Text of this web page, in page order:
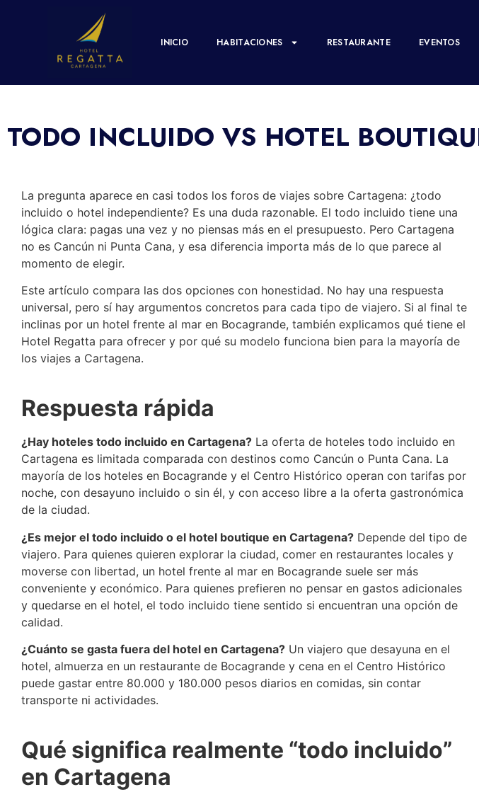
INICIO HABITACIONES RESTAURANTE EVENTOS
TODO INCLUIDO
TODO INCLUIDO VS HOTEL
La pregunta aparece en casi todos los foros de viajes sobre Cartagena: ¿todo
incluido o hotel independiente? Es una duda razonable. El todo incluido tiene una
lógica clara: pagas una vez y no piensas más en el presupuesto. Pero Cartagena
no es Cancún ni Punta Cana, y esa diferencia importa más de lo que parece al
momento de elegir.
Este artículo compara las dos opciones con honestidad. No hay una respuesta
universal, pero sí hay argumentos concretos para cada tipo de viajero. Si al final te
inclinas por un hotel frente al mar en Bocagrande, también explicamos qué tiene el
Hotel Regatta para ofrecer y por qué su modelo funciona bien para la mayoría de
los viajes a Cartagena.
Respuesta rápida
¿Hay hoteles todo incluido en Cartagena? La oferta de hoteles todo incluido en
Cartagena es limitada comparada con destinos como Cancún o Punta Cana. La
mayoría de los hoteles en Bocagrande y el Centro Histórico operan con tarifas por
noche, con desayuno incluido o sin él, y con acceso libre a la oferta gastronómica
de la ciudad.
¿Es mejor el todo incluido o el hotel boutique en Cartagena? Depende del tipo de
viajero. Para quienes quieren explorar la ciudad, comer en restaurantes locales y
moverse con libertad, un hotel frente al mar en Bocagrande suele ser más
conveniente y económico. Para quienes prefieren no pensar en gastos adicionales
y quedarse en el hotel, el todo incluido tiene sentido si encuentran una opción de
calidad.
¿Cuánto se gasta fuera del hotel en Cartagena? Un viajero que desayuna en el
hotel, almuerza en un restaurante de Bocagrande y cena en el Centro Histórico
puede gastar entre 80.000 y 180.000 pesos diarios en comidas, sin contar
transporte ni actividades.
Qué significa realmente “todo incluido”
en Cartagena